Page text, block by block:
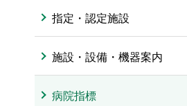
指定・認定施設
施設・設備・機器案内
病院指標